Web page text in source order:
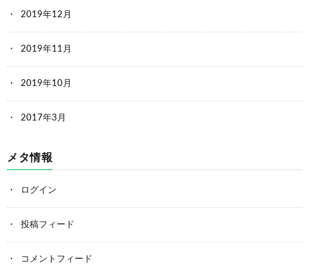
2019年12月
2019年11月
2019年10月
2017年3月
メタ情報
ログイン
投稿フィード
コメントフィード